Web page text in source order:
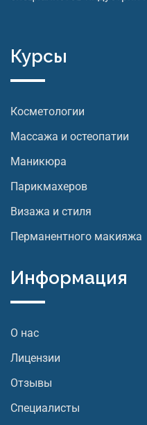
Курсы
Косметологии
Массажа и остеопатии
Маникюра
Парикмахеров
Визажа и стиля
Перманентного макияжа
Информация
О нас
Лицензии
Отзывы
Специалисты